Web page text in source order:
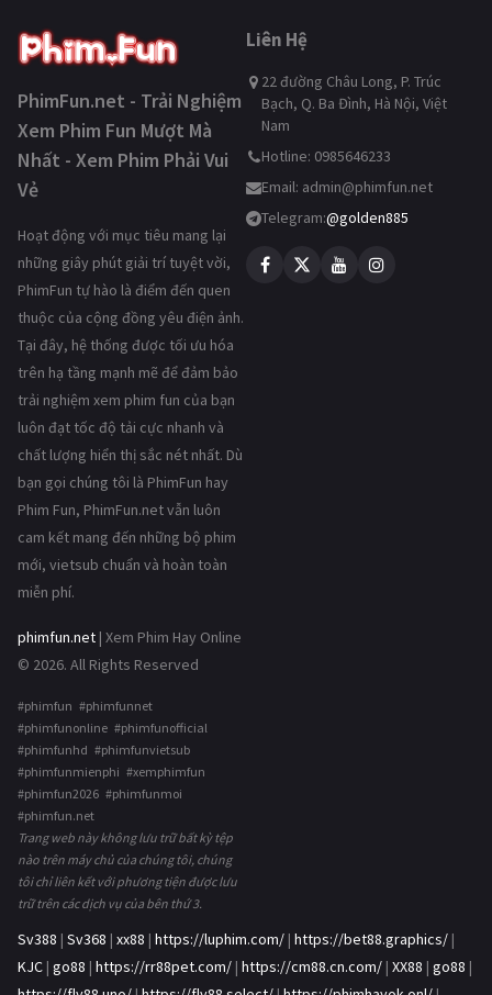
PhimFun.net - Trải Nghiệm
Xem Phim Fun Mượt Mà
Nhất - Xem Phim Phải Vui
Vẻ
Hoạt động với mục tiêu mang lại
những giây phút giải trí tuyệt vời,
PhimFun tự hào là điểm đến quen
thuộc của cộng đồng yêu điện ảnh.
Tại đây, hệ thống được tối ưu hóa
trên hạ tầng mạnh mẽ để đảm bảo
trải nghiệm xem phim fun của bạn
luôn đạt tốc độ tải cực nhanh và
chất lượng hiển thị sắc nét nhất. Dù
bạn gọi chúng tôi là PhimFun hay
Phim Fun, PhimFun.net vẫn luôn
cam kết mang đến những bộ phim
mới, vietsub chuẩn và hoàn toàn
miễn phí.
phimfun.net | Xem Phim Hay Online
© 2026. All Rights Reserved
#phimfun #phimfunnet
#phimfunonline #phimfunofficial
#phimfunhd #phimfunvietsub
#phimfunmienphi #xemphimfun
#phimfun2026 #phimfunmoi
#phimfun.net
Trang web này không lưu trữ bất kỳ tệp
nào trên máy chủ của chúng tôi, chúng
tôi chỉ liên kết với phương tiện được lưu
trữ trên các dịch vụ của bên thứ 3.
Liên Hệ
22 đường Châu Long, P. Trúc
Bạch, Q. Ba Đình, Hà Nội, Việt
Nam
Hotline: 0985646233
Email: admin@phimfun.net
Telegram:@golden885
Sv388 | Sv368 | xx88 | https://luphim.com/ | https://bet88.graphics/ |
KJC | go88 | https://rr88pet.com/ | https://cm88.cn.com/ | XX88 | go88 |